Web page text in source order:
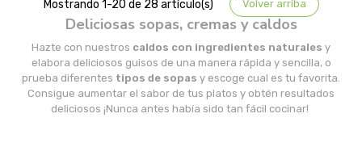
Deliciosas sopas, cremas y caldos
Hazte con nuestros caldos con ingredientes naturales y
elabora deliciosos guisos de una manera rápida y sencilla, o
prueba diferentes tipos de sopas y escoge cual es tu favorita.
Consigue aumentar el sabor de tus platos y obtén resultados
deliciosos ¡Nunca antes había sido tan fácil cocinar!
Mostrando 1-20 de 28 artículo(s) Volver arriba
mon
monki
msr laboratorios